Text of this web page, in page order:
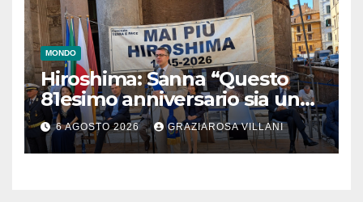
MONDO
Hiroshima: Sanna “Questo
81esimo anniversario sia un
monito per tutti”
6 AGOSTO 2026 GRAZIAROSA VILLANI